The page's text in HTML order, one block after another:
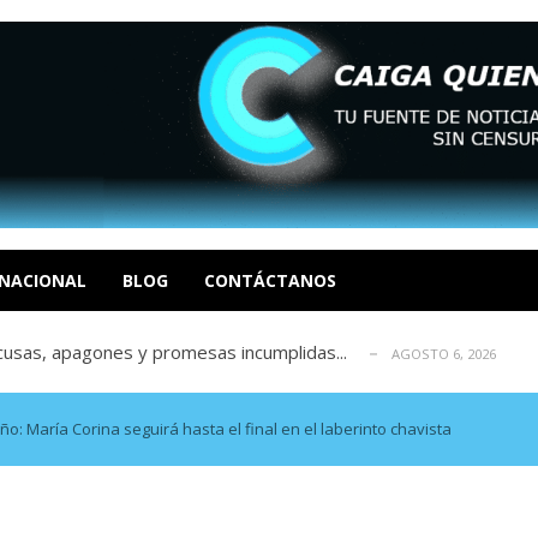
BLOG CONTÁCTANOS
de derechos humanos en el Minister...
un mercado impulsado por el auge de... AGOSTO 6, 2026
en La Guaira que hasta ahora no había ... AGOSTO 6, 2026
Por Dayana Cristina Duzoglou L.
apagones y promesas incumplidas...
de derechos humanos en el Minister... AGOSTO 6, 2026
un mercado impulsado por el auge de... AGOSTO 6, 2026
en La Guaira que hasta ahora no había ... AGOSTO 6, 2026
Por Dayana Cristina Duzoglou L. AGOSTO 6, 2026
María Corina seguirá hasta el final en el laberinto chavista